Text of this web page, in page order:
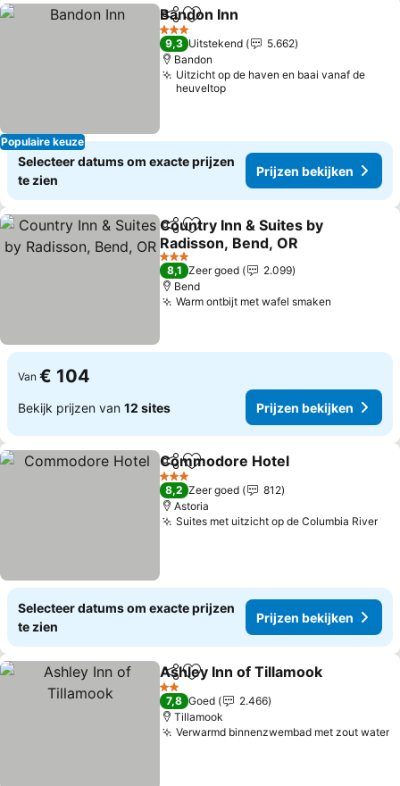
Populaire keuze
DelenToevoegen aan favorieten
Bandon Inn
3 Sterren
9,3 Uitstekend
5.662
Bandon
Uitzicht op de haven en baai vanaf de
heuveltop
Selecteer datums om exacte prijzen
te zien
Prijzen bekijken
DelenToevoegen aan favorieten
Country Inn & Suites by
Radisson, Bend, OR
3 Sterren
8,1 Zeer goed
2.099
Bend
Warm ontbijt met wafel smaken
Van € 104
Bekijk prijzen van 12 sites Prijzen bekijken
DelenToevoegen aan favorieten
Commodore Hotel
3 Sterren
8,2 Zeer goed
812
Astoria
Suites met uitzicht op de Columbia River
Selecteer datums om exacte prijzen
te zien
Prijzen bekijken
DelenToevoegen aan favorieten
Ashley Inn of Tillamook
2 Sterren
7,8 Goed
2.466
Tillamook
Verwarmd binnenzwembad met zout water